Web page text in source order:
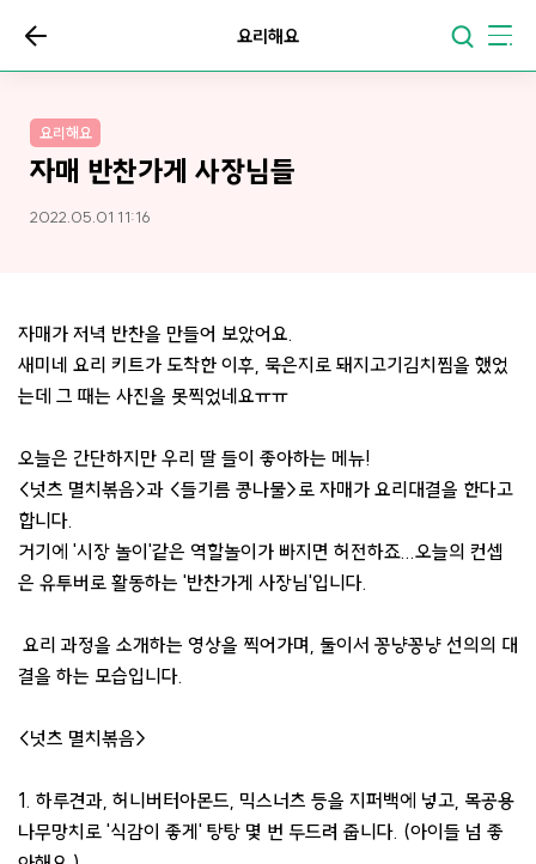
요리해요
요리해요
자매 반찬가게 사장님들
2022.05.01 11:16
자매가 저녁 반찬을 만들어 보았어요.
새미네 요리 키트가 도착한 이후, 묵은지로 돼지고기김치찜을 했었
는데 그 때는 사진을 못찍었네요ㅠㅠ
오늘은 간단하지만 우리 딸 들이 좋아하는 메뉴!
<넛츠 멸치볶음>과 <들기름 콩나물>로 자매가 요리대결을 한다고
합니다.
거기에 '시장 놀이'같은 역할놀이가 빠지면 허전하죠...오늘의 컨셉
은 유투버로 활동하는 '반찬가게 사장님'입니다.
요리 과정을 소개하는 영상을 찍어가며, 둘이서 꽁냥꽁냥 선의의 대
결을 하는 모습입니다.
<넛츠 멸치볶음>
1. 하루견과, 허니버터아몬드, 믹스너츠 등을 지퍼백에 넣고, 목공용
나무망치로 '식감이 좋게' 탕탕 몇 번 두드려 줍니다. (아이들 넘 좋